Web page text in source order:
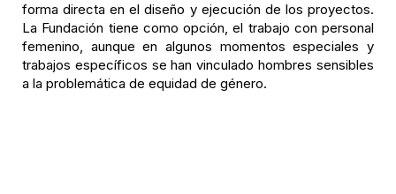
forma directa en el diseño y ejecución de los proyectos.
La Fundación tiene como opción, el trabajo con personal
femenino, aunque en algunos momentos especiales y
trabajos específicos se han vinculado hombres sensibles
a la problemática de equidad de género.